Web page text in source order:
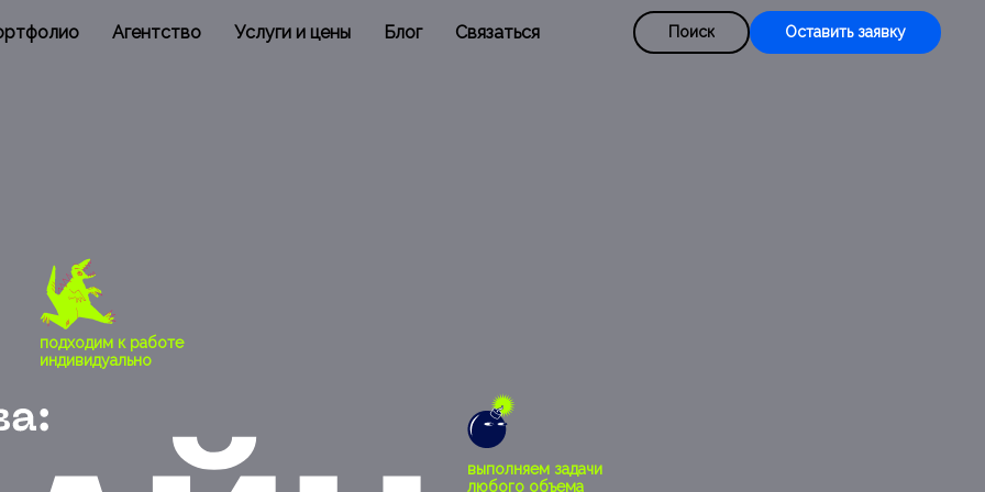
Агентство Услуги и цены Блог Связаться Поиск Оставить заявку
выполняем задачи
любого объема
подходим к работе
индивидуально